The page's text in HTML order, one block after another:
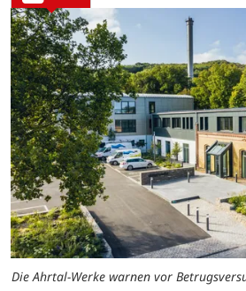
Die Ahrtal-Werke warnen vor